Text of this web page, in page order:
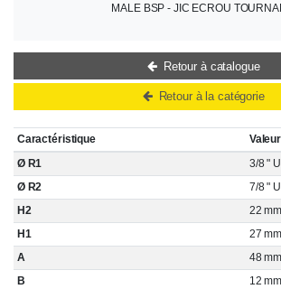
Caractéristique
Valeur
Ø R1
3/8 "
Ø R2
7/8 "
H2
22 mm
H1
27 mm
A
48 mm
B
12 mm
MALE BSP - JIC ECROU
Retour à catalogue
Retour à la catégorie